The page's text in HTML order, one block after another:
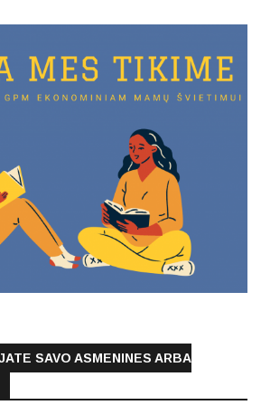
SAVO ASMENINES ARBA